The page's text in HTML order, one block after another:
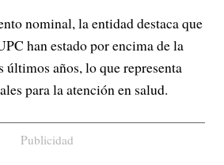
nominal, la entidad destaca que
han estado por encima de la
años, lo que representa
para la atención en salud.
Publicidad